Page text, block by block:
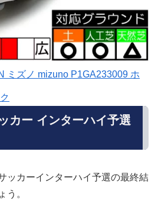
ミズノ mizuno P1GA233009 ホ
カー インターハイ予選
ッカーインターハイ予選の最終結
う。